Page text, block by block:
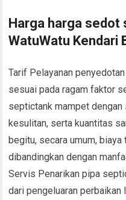
Harga harga sedot
WatuWatu Kendari
Tarif Pelayanan
sesuai pada ragam faktor
septictank mampet
kesulitan, serta kuantitas
begitu, secara umum,
dibandingkan dengan
Servis Penarikan pipa
dari pengeluaran